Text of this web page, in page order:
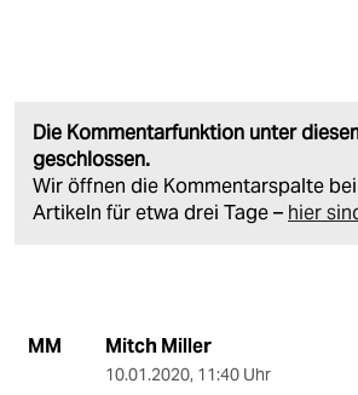
Die Kommentarfunktion unter
geschlossen.
Wir öffnen die Kommentarspalte
Artikeln für etwa drei Tage – hier
MM Mitch Miller
10.01.2020, 11:40 Uhr